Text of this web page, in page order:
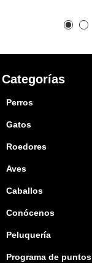
Categorías
Perros
Gatos
Roedores
Aves
Caballos
Conócenos
Peluquería
Programa de puntos